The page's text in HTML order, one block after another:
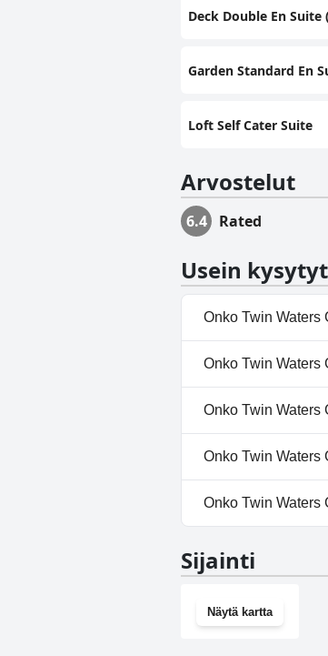
Deck Double En Suite
Garden Standard En
Loft Self Cater Suite
Arvostelut
6.4 Rated
Usein
Onko Twin Waters
Kyllä, Twin
Onko Twin Waters
Ei, Twin Waters
Onko Twin Waters
Kyllä, Twin
Onko Twin Waters
Kyllä, Twin
Onko Twin Waters
Sijainti
Näytä kartta